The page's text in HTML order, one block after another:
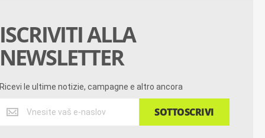
ISCRIVITI ALLA
NEWSLETTER
Ricevi le ultime notizie, campagne e altro ancora
SOTTOSCRIVI